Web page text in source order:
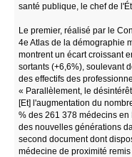
santé publique, le chef de
Le premier, réalisé par le
4e Atlas de la démographie
montrent un écart croissant
sortants (+6,6%), soulevant
des effectifs des
« Parallèlement, le
[Et] l'augmentation du
% des 261 378 médecins
des nouvelles générations
second document dont
médecine de proximité